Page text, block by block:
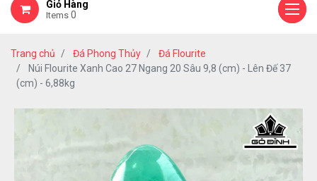
Giỏ Hàng
Items 0
Trang chủ Đá Phong Thủy
Đá Flourite
Núi Flourite Xanh Cao 27 Ngang 20 Sâu 9,8 (cm) - Lên Đế 37
(cm) - 6,88kg